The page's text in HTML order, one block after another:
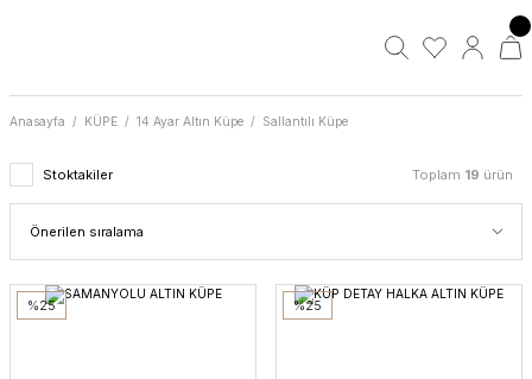
Anasayfa KÜPE 14 Ayar Altın Küpe Sallantılı Küpe
Stoktakiler Toplam 19 ürün
%25 %25